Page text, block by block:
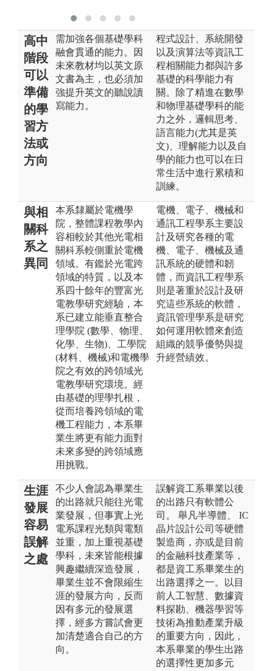
高中
階段
可以
準備
的學
習方
法或
方向
需加強各個基礎學科
融會貫通的能力。因
未來教材均以英文原
文書為主，也必須加
強提升英文的聽說讀
寫能力。
程式設計、系統開發
以及演算法等資訊工
程相關能力都與許多
基礎的科學能力有
關。除了精進在數學
和物理基礎學科的能
力之外，邏輯思考、
語言能力(尤其是英
文)、理解能力以及自
學的能力也可以在日
常生活中進行累積和
訓練。
與相
關科
系之
異同
本系隸屬於電機學
院，整體課程教學內
容相較於其他光電相
關科系較側重於電機
領域。有鑑於光電跨
領域的特質，以及本
系四十餘年的豐富光
電教學研究經驗，本
系已建立能垂直整合
理學院 (數學、物理、
化學、生物)、工學院
(材料、機械)和電機學
院之有效的跨領域光
電教學研究環境。經
由基礎的理學扎根，
從而培養跨領域的電
機工程能力，本系畢
業生將更有能力面對
未來多變的跨領域應
用挑戰。
電機、電子、機械和
通訊工程學系主要設
計及研究各種的電
機、電子、機械及通
訊系統的硬體和韌
體，而資訊工程學系
則是著重於設計及研
究這些系統的軟體，
資訊管理學系是研究
如何運用軟體來創造
組織的競爭優勢與提
升經營績效。
生涯
發展
容易
誤解
之處
不少人會認為畢業生
的出路就只能往光電
業發展，但事實上光
電系課程光類與電類
並重，加上重視基礎
學科，未來皆能根據
興趣繼續深造發展，
畢業生並不會限縮生
涯的發展方向，反而
因有多元的發展選
擇，經多方嘗試會更
加清楚適合自己的方
向。
誤解資工系畢業以後
的出路只有軟體公
司。 舉凡半導體、 IC
晶片設計公司等硬體
製造商，亦或是目前
的金融科技產業等，
都是資工系畢業生的
出路選擇之一。以目
前人工智慧、數據資
料探勘、機器學習等
技術為推動產業升級
的重要方向，因此，
本系畢業的學生出路
的選擇性更加多元